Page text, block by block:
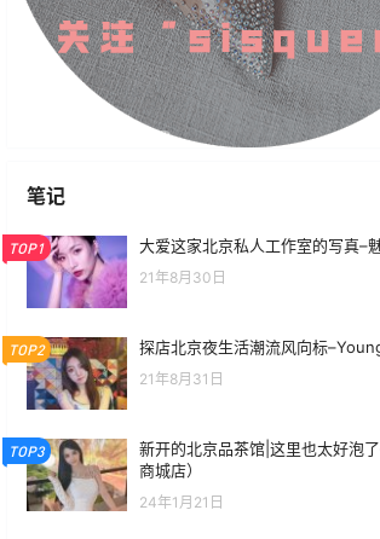
笔记
TOP1 大爱这家北京私人工作室的写真–
21年8月30日
TOP2 探店北京夜生活潮流风向标
21年8月31日
TOP3
新开的北京品茶馆|这里也太好泡
商城店）
24年1月21日